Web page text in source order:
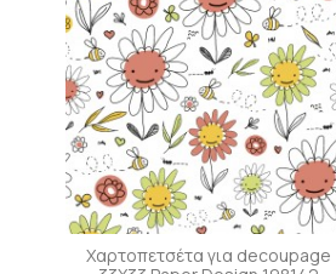
Χαρτοπετσέτα για decoupage